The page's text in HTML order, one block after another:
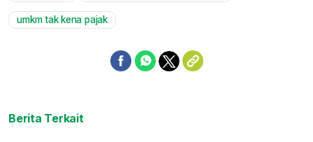
umkm tak kena pajak
Berita Terkait